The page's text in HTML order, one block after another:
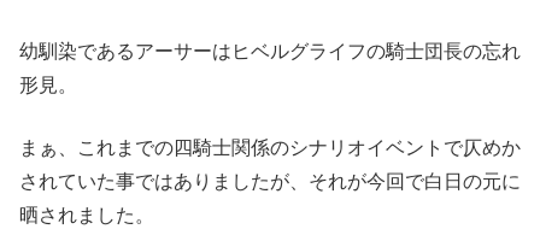
幼馴染であるアーサーはヒベルグライフの騎士団長の忘れ
形見。
まぁ、これまでの四騎士関係のシナリオイベントで仄めか
されていた事ではありましたが、それが今回で白日の元に
晒されました。